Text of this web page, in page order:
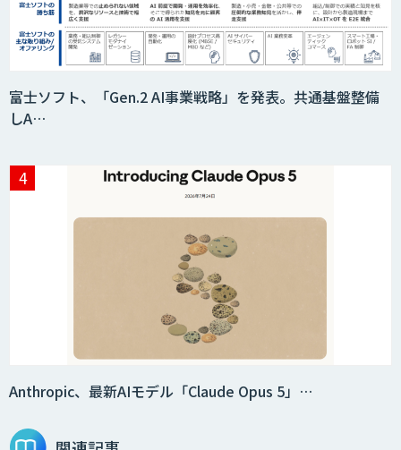
富士ソフト、「Gen.2 AI事業戦略」を発表。共通基盤整備
しA…
Anthropic、最新AIモデル「Claude Opus 5」…